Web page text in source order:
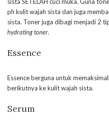
ph kulit wajah sista dan juga
sista. Toner juga dibagi menjadi 2
hydrating toner.
Essence
Essence berguna untuk
berikutnya ke kulit wajah sista.
Serum